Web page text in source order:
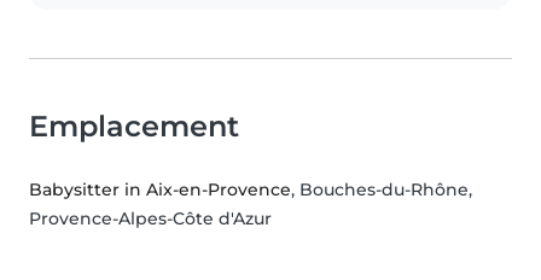
Emplacement
Babysitter in Aix-en-Provence, Bouches-du-Rhône,
Provence-Alpes-Côte d'Azur